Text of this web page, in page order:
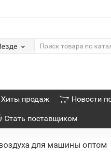
Хиты продаж Новости
Стать поставщиком
для машины оптом